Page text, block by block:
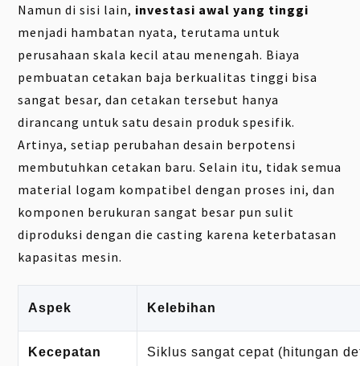
Namun di sisi lain, investasi awal yang tinggi
menjadi hambatan nyata, terutama untuk
perusahaan skala kecil atau menengah. Biaya
pembuatan cetakan baja berkualitas tinggi bisa
sangat besar, dan cetakan tersebut hanya
dirancang untuk satu desain produk spesifik.
Artinya, setiap perubahan desain berpotensi
membutuhkan cetakan baru. Selain itu, tidak semua
material logam kompatibel dengan proses ini, dan
komponen berukuran sangat besar pun sulit
diproduksi dengan die casting karena keterbatasan
kapasitas mesin.
Aspek Kelebihan
Kecepatan
Siklus sangat cepat (hitungan